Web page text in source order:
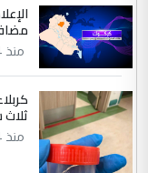
منذ 4 ساعة
منذ 4 ساعة